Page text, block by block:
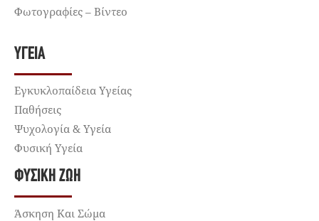
Φωτογραφίες – Βίντεο
ΥΓΕΊΑ
Εγκυκλοπαίδεια Υγείας
Παθήσεις
Ψυχολογία & Υγεία
Φυσική Υγεία
ΦΥΣΙΚΉ ΖΩΉ
Άσκηση Και Σώμα